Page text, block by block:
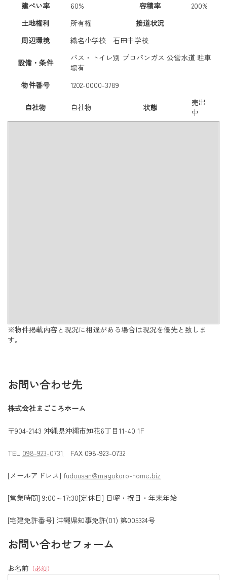
建ぺい率 60% 容積率
200%
土地権利
所有権
接道状況
周辺環境
織名小学校 石田中学校
設備・条件 バス・トイレ別 プロパンガス 公営水道 駐車
場有
物件番号
1202-0000-3789
自社物 自社物 状態
売出
中
※物件掲載内容と現況に相違がある場合は現況を優先と致しま
す。
お問い合わせ先
株式会社まごころホーム
〒904-2143 沖縄県沖縄市知花6丁目11-40 1F
TEL 098-923-0731 FAX 098-923-0732
[メールアドレス] fudousan@magokoro-home.biz
[営業時間] 9:00～17:30[定休日] 日曜・祝日・年末年始
[宅建免許番号] 沖縄県知事免許(01) 第005324号
お問い合わせフォーム
お名前 （必須）